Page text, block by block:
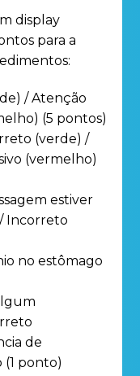
display
para a
/ Atenção
(5 pontos)
(verde) /
(vermelho)
estiver
Incorreto
no estômago
de
(1 ponto)